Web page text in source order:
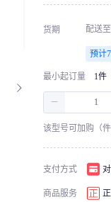
货期 配送至
预计
最小起订量 1件
－
该型号可加购（
支付方式
商品服务